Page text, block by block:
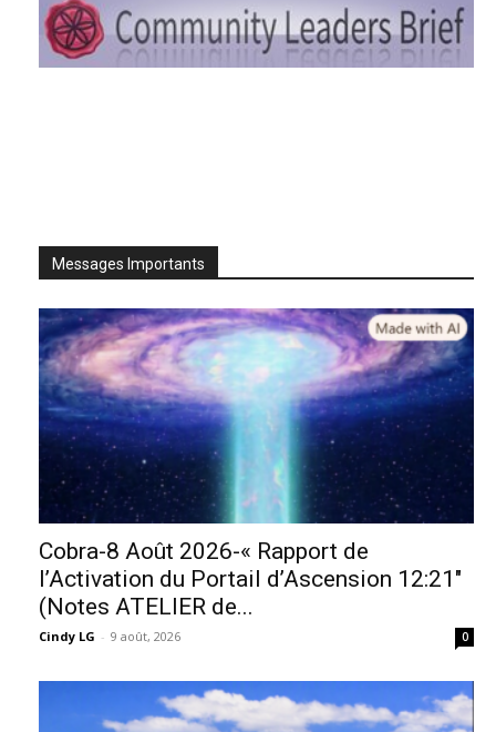
Messages Importants
Cobra-8 Août 2026-« Rapport de
l’Activation du Portail d’Ascension 12:21″
(Notes ATELIER de...
Cindy LG - 9 août, 2026 0